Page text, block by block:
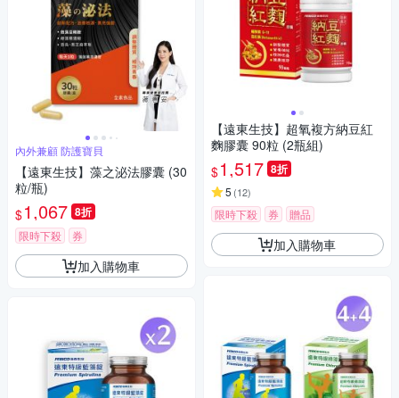
內外兼顧 防護寶貝
【遠東生技】藻之泌法膠囊 (30
粒/瓶)
$1,067 8折
限時下殺 券
加入購物車
【遠東生技】超氧複方納豆紅
麴膠囊 90粒 (2瓶組)
$1,517 8折
5 (12)
限時下殺 券 贈品
加入購物車